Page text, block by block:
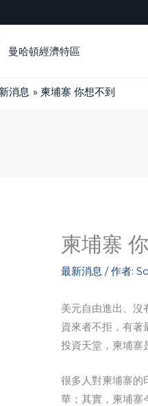
曼哈頓經濟特區
消息 柬埔寨 你想不到
柬埔寨
最新消息 / 作者:
美元自由進出、
資來者不拒，有著
投資天堂，柬埔寨
很多人對柬埔寨的
華；其實，柬埔寨